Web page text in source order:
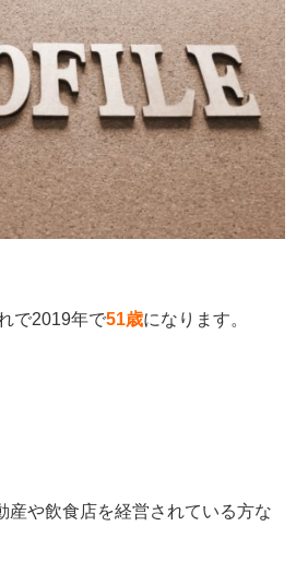
で2019年で51歳になります。
産や飲食店を経営されている方な